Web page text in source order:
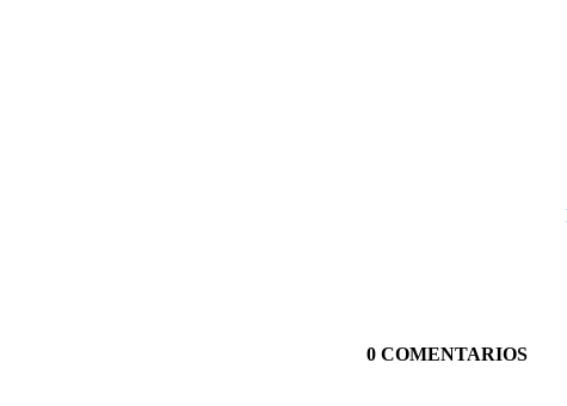
0 COMENTARIOS